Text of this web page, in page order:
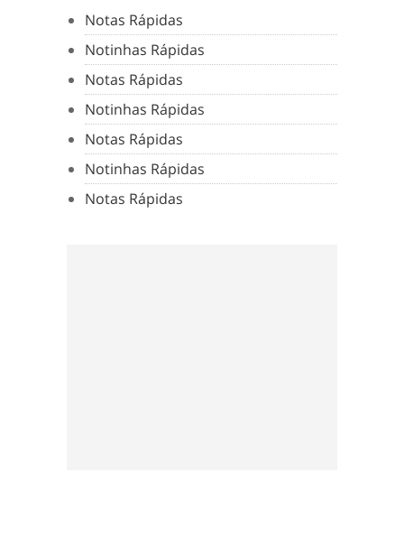
Notas Rápidas
Notinhas Rápidas
Notas Rápidas
Notinhas Rápidas
Notas Rápidas
Notinhas Rápidas
Notas Rápidas